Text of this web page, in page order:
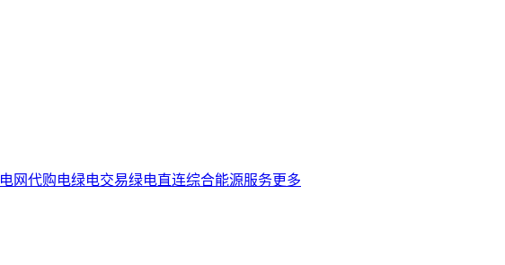
电网代购电绿电交易绿电直连综合能源服务更多